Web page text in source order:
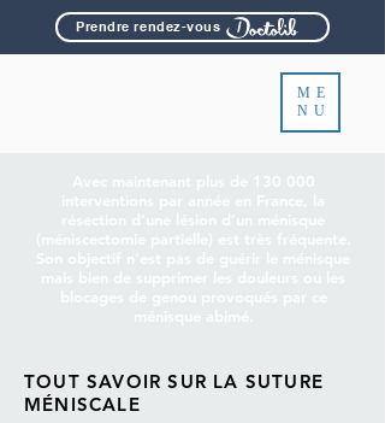
Prendre rendez-vous
ME
NU
TOUT SAVOIR SUR LA SUTURE
MÉNISCALE